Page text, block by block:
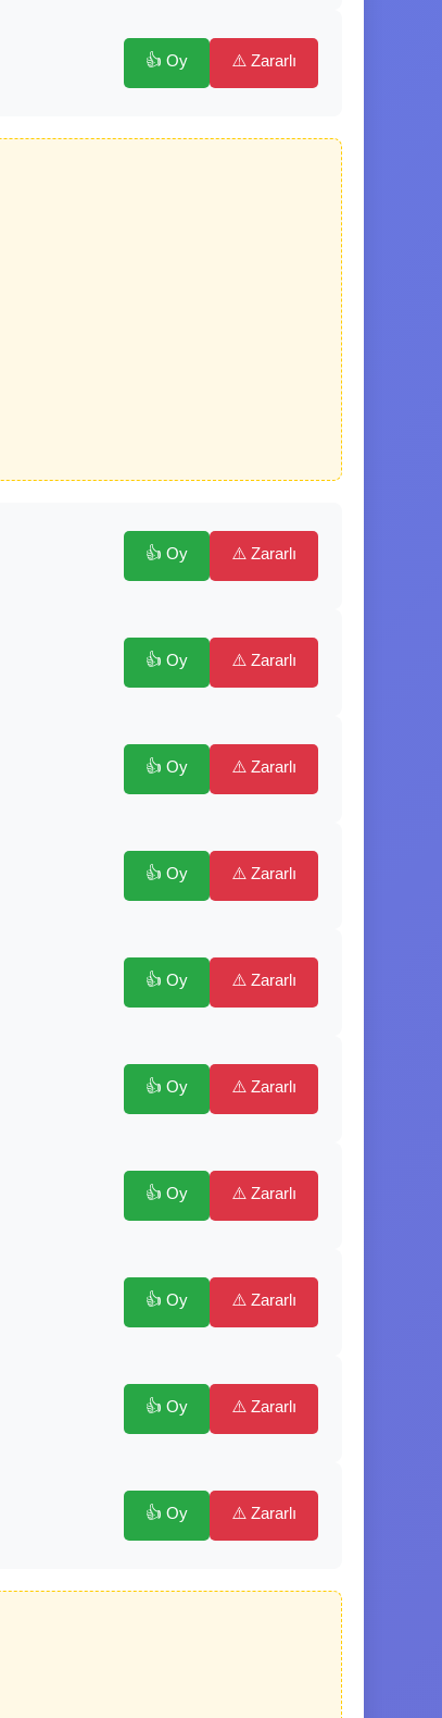
👍 Oy ⚠️ Zararlı
👍 Oy ⚠️ Zararlı
👍 Oy ⚠️ Zararlı
👍 Oy ⚠️ Zararlı
👍 Oy ⚠️ Zararlı
👍 Oy ⚠️ Zararlı
👍 Oy ⚠️ Zararlı
👍 Oy ⚠️ Zararlı
👍 Oy ⚠️ Zararlı
👍 Oy ⚠️ Zararlı
👍 Oy ⚠️ Zararlı